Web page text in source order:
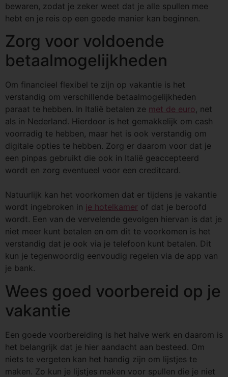
bewaren, zodat je zeker weet dat je alle spullen mee
hebt en je reis op een goede manier kan beginnen.
Zorg voor voldoende
betaalmogelijkheden
Om financieel flexibel te zijn op vakantie is het
verstandig om verschillende betaalmogelijkheden
paraat te hebben. In Italië betalen ze met de euro, net
als in Nederland. Hierdoor is het gemakkelijk om cash
voorradig te hebben, maar het is ook verstandig om
digitale opties te hebben. Zorg er daarom voor dat je
een pinpas gebruikt die ook in Italië geaccepteerd
wordt en zorg eventueel voor een creditcard.
Natuurlijk kan het voorkomen dat er tijdens je vakantie
wordt ingebroken in je hotelkamer of dat je beroofd
wordt. Een van de vervelende gevolgen hiervan is dat je
niet meer kunt betalen en om dit te voorkomen is het
verstandig dat je ook via je telefoon kunt betalen. Dit
kun je tegenwoordig eenvoudig regelen via de app van
je bank.
Wees goed voorbereid op je
vakantie
Een goede voorbereiding is het halve werk en daarom is
het belangrijk dat je hier aandacht aan besteed. Om
niets te vergeten kan het handig zijn om lijstjes te
maken. Zo kun je lijstjes maken voor spullen die je niet